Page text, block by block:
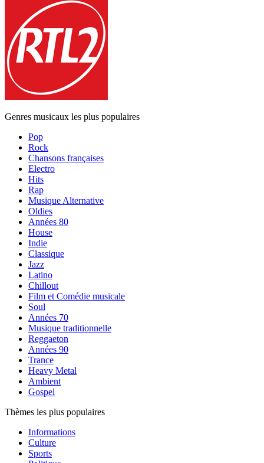
Genres musicaux les plus populaires
Pop
Rock
Chansons françaises
Electro
Hits
Rap
Musique Alternative
Oldies
Années 80
House
Indie
Classique
Jazz
Latino
Chillout
Film et Comédie musicale
Soul
Années 70
Musique traditionnelle
Reggaeton
Années 90
Trance
Heavy Metal
Ambient
Gospel
Thèmes les plus populaires
Informations
Culture
Sports